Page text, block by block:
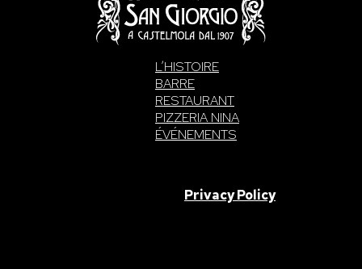
L’HISTOIRE
BARRE
RESTAURANT
PIZZERIA NINA
ÉVÉNEMENTS
Privacy Policy